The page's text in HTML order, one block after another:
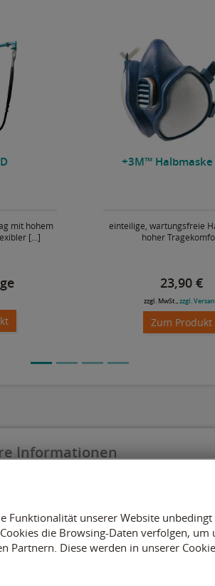
mit hohem
[...]
3M™ Halbmaske
einteilige, wartungsfreie
hoher
23,90 €
zzgl. MwSt.,zzgl.
Zum Produkt
Informationen
Finder
Funktionalität unserer Website
die Browsing-Daten verfolgen,
Partnern. Diese werden in unserer